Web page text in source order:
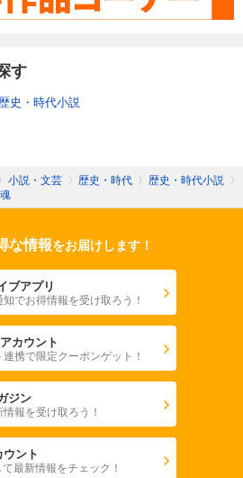
す
史・時代小説
〉 小説・文芸 〉 歴史・時代 〉 歴史・時代小説 〉
な情報をお届けします！
ブアプリ
でお得情報を受け取ろう！
カウント
携で限定クーポンゲット！
ジン
報を受け取ろう！
ント
最新情報をチェック！